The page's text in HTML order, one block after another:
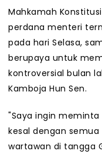
Mahkamah
perdana menteri
pada hari Selasa,
berupaya untuk
kontroversial bulan
Kamboja Hun Sen.
"Saya ingin
kesal dengan
wartawan di tangga